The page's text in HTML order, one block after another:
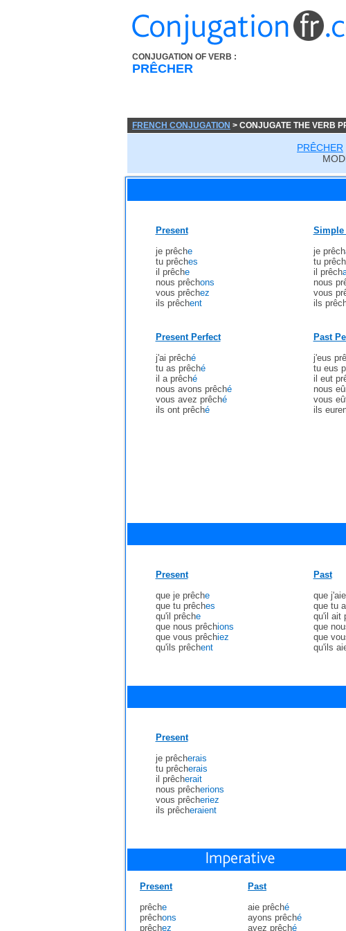
CONJUGATION OF VERB :
PRÊCHER
FRENCH CONJUGATION > CONJUGATE THE VERB
PRÊCHER
Present
je prêche
tu prêches
il prêche
nous prêchons
vous prêchez
ils prêchent
Simple
je prêch
tu prêch
il prêch
nous
vous
ils
Present Perfect
j'ai prêché
tu as prêché
il a prêché
nous avons prêché
vous avez prêché
ils ont prêché
Past
j'eus
tu eus
il eut
nous
vous
ils
Present
que je prêche
que tu prêches
qu'il prêche
que nous prêchions
que vous prêchiez
qu'ils prêchent
Past
que
que tu
qu'il ait
que
que
qu'ils
Present
je prêcherais
tu prêcherais
il prêcherait
nous prêcherions
vous prêcheriez
ils prêcheraient
Present
prêche
prêchons
prêchez
Past
aie prêché
ayons prêché
ayez prêché